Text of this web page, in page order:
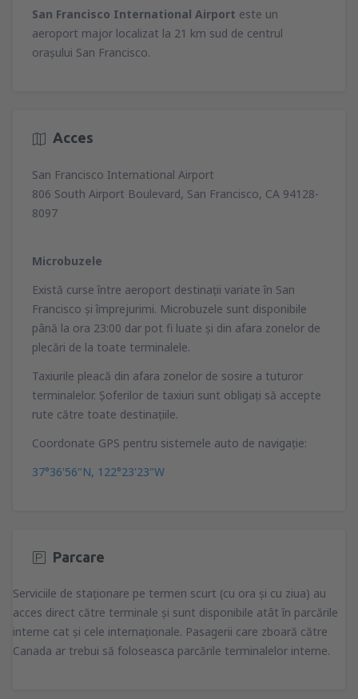
San Francisco International Airport este un
aeroport major localizat la 21 km sud de centrul
oraşului San Francisco.
Acces
San Francisco International Airport
806 South Airport Boulevard, San Francisco, CA 94128-
8097
Microbuzele
Există curse între aeroport destinaţii variate în San
Francisco şi împrejurimi. Microbuzele sunt disponibile
până la ora 23:00 dar pot fi luate şi din afara zonelor de
plecări de la toate terminalele.
Taxiurile pleacă din afara zonelor de sosire a tuturor
terminalelor. Şoferilor de taxiuri sunt obligaţi să accepte
rute către toate destinaţiile.
Coordonate GPS pentru sistemele auto de navigaţie:
37°36'56"N, 122°23'23"W
Parcare
Serviciile de staţionare pe termen scurt (cu ora şi cu ziua) au
acces direct către terminale şi sunt disponibile atât în parcările
interne cat şi cele internaţionale. Pasagerii care zboară către
Canada ar trebui să foloseasca parcările terminalelor interne.